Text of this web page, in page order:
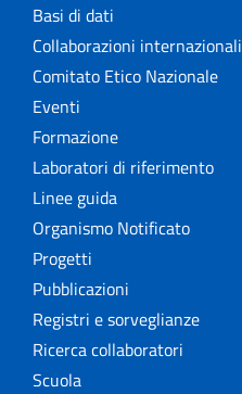
Basi di dati
Collaborazioni internazionali
Comitato Etico Nazionale
Eventi
Formazione
Laboratori di riferimento
Linee guida
Organismo Notificato
Progetti
Pubblicazioni
Registri e sorveglianze
Ricerca collaboratori
Scuola